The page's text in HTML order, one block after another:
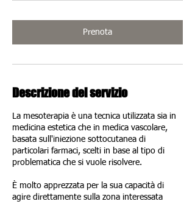
t
Prenota
Descrizione del servizio
La mesoterapia è una tecnica utilizzata sia in
medicina estetica che in medica vascolare,
basata sull'iniezione sottocutanea di
particolari farmaci, scelti in base al tipo di
problematica che si vuole risolvere.
È molto apprezzata per la sua capacità di
agire direttamente sulla zona interessata